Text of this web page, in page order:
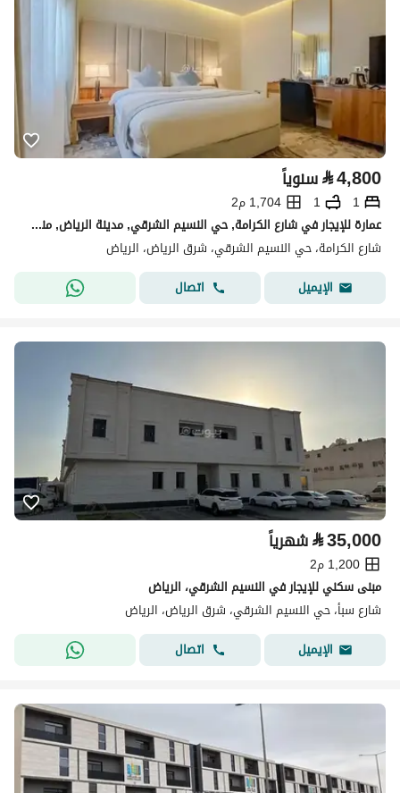
⃁4,800 سنوياً
1
1
1,704 م2
عمارة للإيجار في شارع الكرامة, حي النسيم الشرقي, مدينة الرياض, منطقة الرياض
شارع الكرامة، حي النسيم الشرقي، شرق الرياض، الرياض
الإيميل
اتصال
⃁35,000 شهرياً
1,200 م2
مبنى سكني للإيجار في النسيم الشرقي، الرياض
شارع سبأ، حي النسيم الشرقي، شرق الرياض، الرياض
الإيميل
اتصال